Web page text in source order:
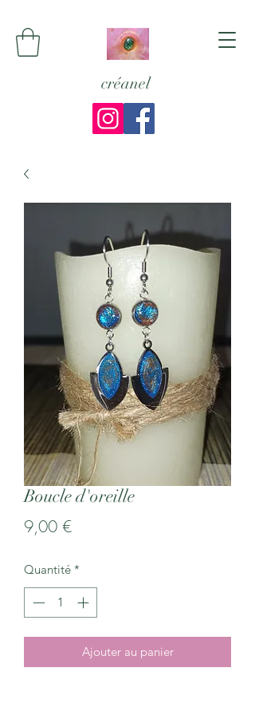
créanel
Boucle d'oreille
9,00 €Prix
Quantité *
Ajouter au panier